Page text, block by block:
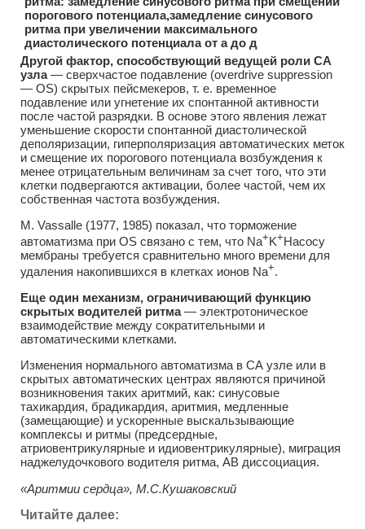
Другой фактор, способствующий ведущей роли СА
узла— сверхчастое подавление (overdrive suppression
— OS) скрытых пейсмекеров, т. е. временное
подавление или угнетение их спонтанной активности
после частой разрядки. В основе этого явления лежат
уменьшение скорости спонтанной диастолической
деполяризации, гиперполяризация автоматических меток
и смещение их порогового потенциала возбуждения к
менее отрицательным величинам за счет того, что эти
клетки подвергаются активации, более частой, чем их
собственная частота возбуждения.
М. Vassalle (1977, 1985) показал, что торможение
автоматизма при OS связано с тем, что Na+K+Hacocy
мембраны требуется сравнительно много времени для
удаления накопившихся в клетках ионов Na+.
Еще один механизм, ограничивающий функцию
скрытых водителей ритма— электротоническое
взаимодействие между сократительными и
автоматическими клетками.
Изменения нормального автоматизма в СА узле или в
скрытых автоматических центрах являются причиной
возникновения таких аритмий, как: синусовые
тахикардия, брадикардия, аритмия, медленные
(замещающие) и ускоренные выскальзывающие
комплексы и ритмы (предсердные,
атриовентрикулярные и идиовентрикулярные), миграция
наджелудочкового водителя ритма, АВ диссоциация.
«Аритмии сердца», М.С.Кушаковский
Читайте далее: